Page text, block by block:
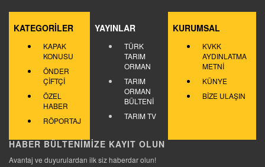
KATEGORİLER
KAPAK
KONUSU
ÖNDER
ÇİFTÇİ
ÖZEL
HABER
RÖPORTAJ
YAYINLAR
TÜRK
TARIM
ORMAN
TARIM
ORMAN
BÜLTENİ
TARIM TV
KURUMSAL
KVKK
AYDINLATMA
METNİ
KÜNYE
BİZE ULAŞIN
HABER BÜLTENİMİZE KAYIT OLUN
Avantaj ve duyurulardan ilk siz haberdar olun!